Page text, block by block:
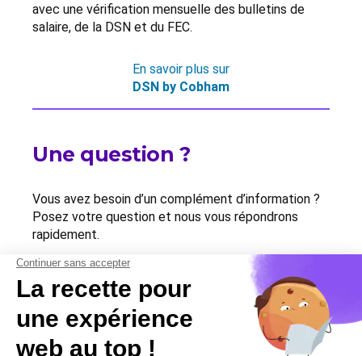
avec une vérification mensuelle des bulletins de
salaire, de la DSN et du FEC.
En savoir plus sur
DSN by Cobham
Une question ?
Vous avez besoin d’un complément d’information ?
Posez votre question et nous vous répondrons
rapidement.
Contactez-nous